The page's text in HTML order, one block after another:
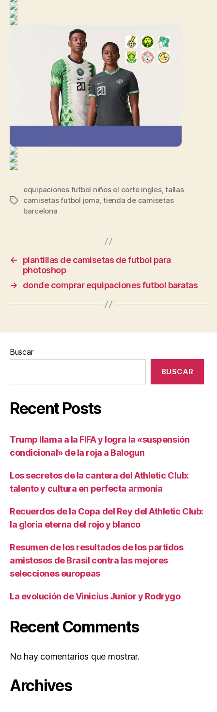
Etiquetas
equipaciones futbol niños el corte ingles,tallas
camisetas futbol joma,tienda de camisetas
barcelona
←
plantillas de camisetas de futbol para
photoshop
→
donde comprar equipaciones futbol baratas
Buscar
BUSCAR
Recent Posts
Trump llama a la FIFA y logra la «suspensión
condicional» de la roja a Balogun
Los secretos de la cantera del Athletic Club:
talento y cultura en perfecta armonía
Recuerdos de la Copa del Rey del Athletic Club:
la gloria eterna del rojo y blanco
Resumen de los resultados de los partidos
amistosos de Brasil contra las mejores
selecciones europeas
La evolución de Vinicius Junior y Rodrygo
Recent Comments
No hay comentarios que mostrar.
Archives